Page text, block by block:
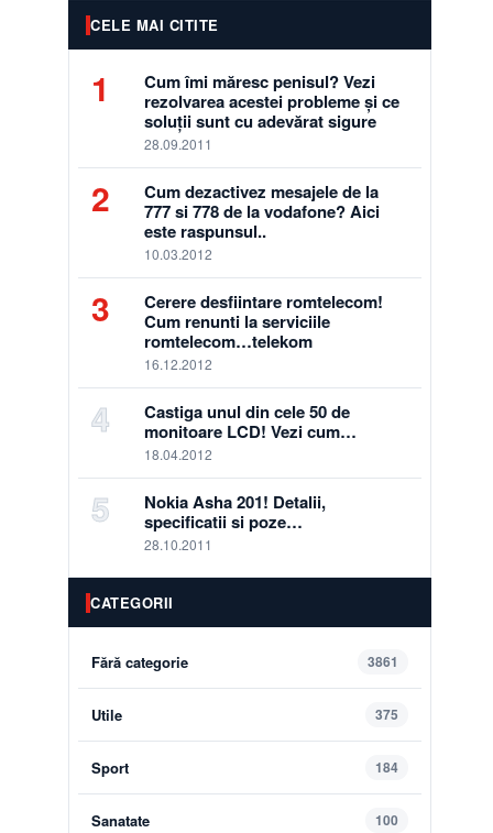
CELE MAI CITITE
1
Cum îmi măresc penisul? Vezi
rezolvarea acestei probleme și ce
soluții sunt cu adevărat sigure
28.09.2011
2
Cum dezactivez mesajele de la
777 si 778 de la vodafone? Aici
este raspunsul..
10.03.2012
3
Cerere desfiintare romtelecom!
Cum renunti la serviciile
romtelecom…telekom
16.12.2012
4
Castiga unul din cele 50 de
monitoare LCD! Vezi cum…
18.04.2012
5
Nokia Asha 201! Detalii,
specificatii si poze…
28.10.2011
CATEGORII
Fără categorie 3861
Utile 375
Sport 184
Sanatate 100